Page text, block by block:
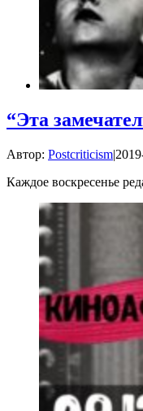
“Эта
Автор: Postcriticism|
Каждое воскресенье